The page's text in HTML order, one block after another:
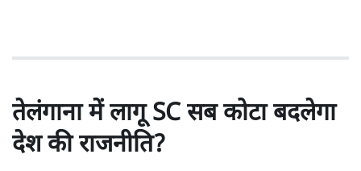
तेलंगाना में लागू SC सब कोटा बदलेगा
देश की राजनीति?